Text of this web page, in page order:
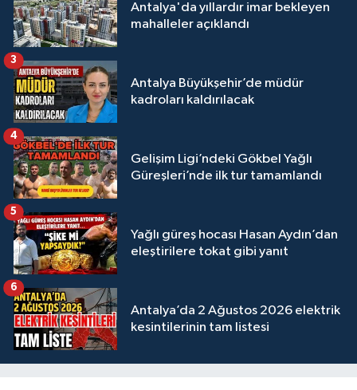
Antalya'da yıllardır imar bekleyen
mahalleler açıklandı
Antalya Büyükşehir’de müdür
kadroları kaldırılacak
3
Gelişim Ligi’ndeki Gökbel Yağlı
Güreşleri’nde ilk tur tamamlandı
4
Yağlı güreş hocası Hasan Aydın’dan
eleştirilere tokat gibi yanıt
5
Antalya’da 2 Ağustos 2026 elektrik
kesintilerinin tam listesi
6